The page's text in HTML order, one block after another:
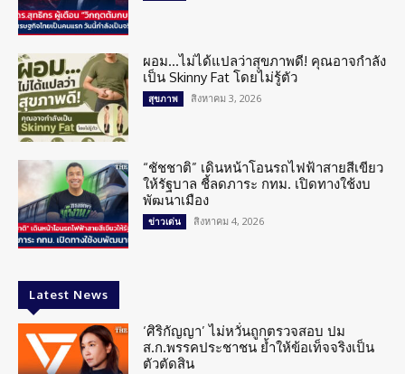
ผอม…ไม่ได้แปลว่าสุขภาพดี! คุณอาจกำลัง
เป็น Skinny Fat โดยไม่รู้ตัว
สุขภาพ สิงหาคม 3, 2026
“ชัชชาติ” เดินหน้าโอนรถไฟฟ้าสายสีเขียว
ให้รัฐบาล ชี้ลดภาระ กทม. เปิดทางใช้งบ
พัฒนาเมือง
ข่าวเด่น สิงหาคม 4, 2026
Latest News
‘ศิริกัญญา’ ไม่หวั่นถูกตรวจสอบ ปม
ส.ก.พรรคประชาชน ย้ำให้ข้อเท็จจริงเป็น
ตัวตัดสิน